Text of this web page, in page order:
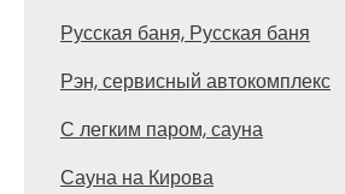
Русская баня, Русская баня
Рэн, сервисный автокомплекс
С легким паром, сауна
Сауна на Кирова